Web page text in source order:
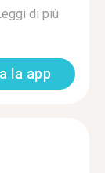
di più
la app